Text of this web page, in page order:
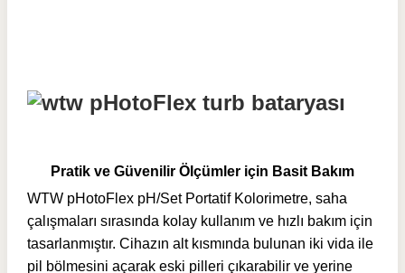
Pratik ve Güvenilir Ölçümler için Basit Bakım
WTW pHotoFlex pH/Set Portatif Kolorimetre, saha
çalışmaları sırasında kolay kullanım ve hızlı bakım için
tasarlanmıştır. Cihazın alt kısmında bulunan iki vida ile
pil bölmesini açarak eski pilleri çıkarabilir ve yerine